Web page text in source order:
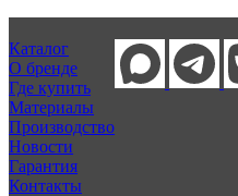
Каталог
О бренде
Где купить
Материалы
Производство
Новости
Гарантия
Контакты